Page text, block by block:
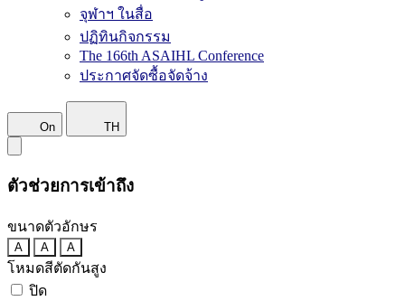
จุฬาฯ ในสื่อ
ปฏิทินกิจกรรม
The 166th ASAIHL Conference
ประกาศจัดซื้อจัดจ้าง
On TH
ตัวช่วยการเข้าถึง
ขนาดตัวอักษร
A A A
โหมดสีตัดกันสูง
ปิด